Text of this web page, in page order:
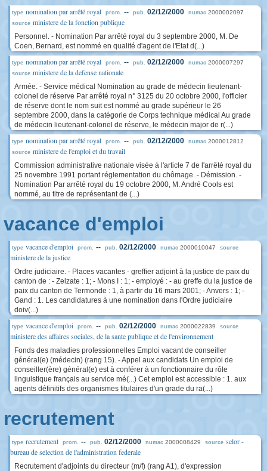
type nomination par arrêté royal prom. -- pub. 02/12/2000 numac 2000002097
source ministere de la fonction publique
Personnel. - Nomination Par arrêté royal du 3 septembre 2000, M. De
Coen, Bernard, est nommé en qualité d'agent de l'Etat d(...)
type nomination par arrêté royal prom. -- pub. 02/12/2000 numac 2000007297
source ministere de la defense nationale
Armée. - Service médical Nomination au grade de médecin lieutenant-
colonel de réserve Par arrêté royal n° 3125 du 20 octobre 2000, l'officier
de réserve dont le nom suit est nommé au grade supérieur le 26
septembre 2000, dans la catégorie de Corps technique médical Au grade
de médecin lieutenant-colonel de réserve, le médecin major de r(...)
type nomination par arrêté royal prom. -- pub. 02/12/2000 numac 2000012812
source ministere de l'emploi et du travail
Commission administrative nationale visée à l'article 7 de l'arrêté royal du
25 novembre 1991 portant réglementation du chômage. - Démission. -
Nomination Par arrêté royal du 19 octobre 2000, M. André Cools est
nommé, au titre de représentant de (...)
vacance d'emploi
type vacance d'emploi prom. -- pub. 02/12/2000 numac 2000010047 source
ministere de la justice
Ordre judiciaire. - Places vacantes - greffier adjoint à la justice de paix du
canton de : - Zelzate : 1; - Mons I : 1; - employé : - au greffe du la justice de
paix du canton de Termonde : 1, à partir du 16 mars 2001; - Anvers : 1; -
Gand : 1. Les candidatures à une nomination dans l'Ordre judiciaire
doiv(...)
type vacance d'emploi prom. -- pub. 02/12/2000 numac 2000022839 source
ministere des affaires sociales, de la sante publique et de l'environnement
Fonds des maladies professionnelles Emploi vacant de conseiller
général(e) (médecin) (rang 15). - Appel aux candidats Un emploi de
conseiller(ère) général(e) est à conférer à un fonctionnaire du rôle
linguistique français au service mé(...) Cet emploi est accessible : 1. aux
agents définitifs des organismes titulaires d'un grade du ra(...)
recrutement
type recrutement prom. -- pub. 02/12/2000 numac 2000008429 source selor -
bureau de selection de l'administration federale
Recrutement d'adjoints du directeur (m/f) (rang A1), d'expression